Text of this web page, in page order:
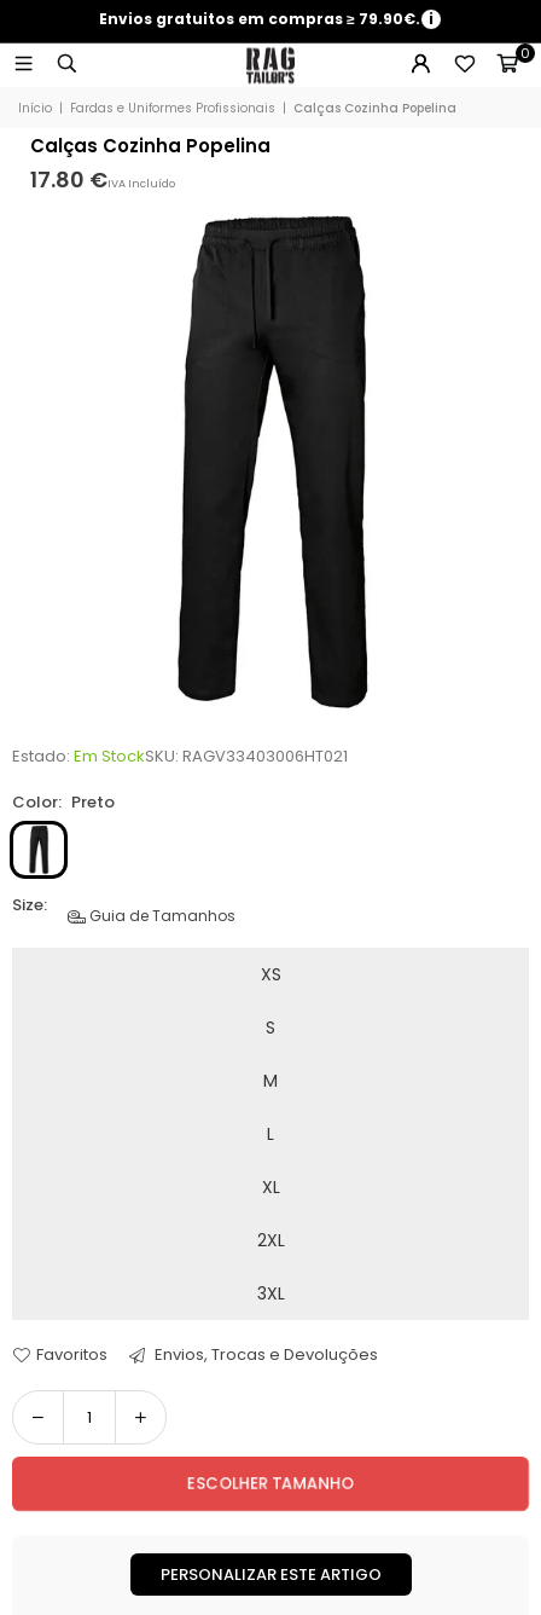
Envios gratuitos em compras ≥ 79.90€. i
0
Início | Fardas e Uniformes Profissionais | Calças Cozinha Popelina
Calças Cozinha Popelina
17.80 €IVA Incluído
Estado: Em StockSKU: RAGV33403006HT021
Color: Preto
Size: Guia de Tamanhos
XS
S
M
L
XL
2XL
3XL
Favoritos Envios, Trocas e Devoluções
Quantidade
ESCOLHER TAMANHO
PERSONALIZAR ESTE ARTIGO